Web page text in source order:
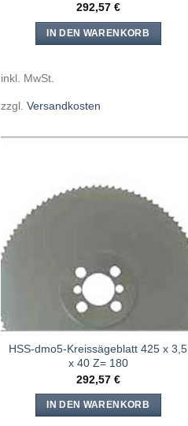
292,57 €
IN DEN WARENKORB
inkl. MwSt.
zzgl.Versandkosten
Meine
Sägen
hinzufügen
HSS-dmo5-Kreissägeblatt 425 x 3,5
x 40 Z= 180
292,57 €
IN DEN WARENKORB